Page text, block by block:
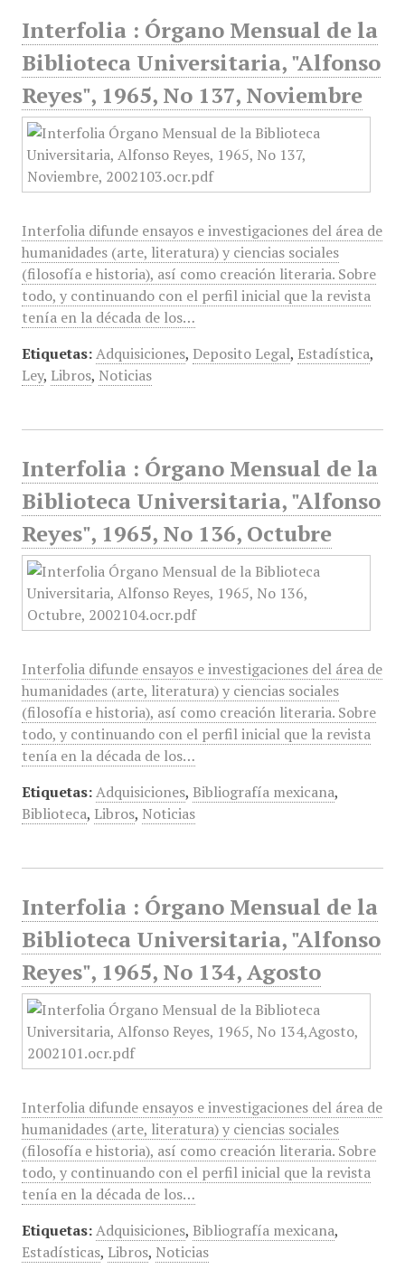
Interfolia : Órgano Mensual de la
Biblioteca Universitaria, "Alfonso
Reyes", 1965, No 137, Noviembre
Interfolia difunde ensayos e investigaciones del área de
humanidades (arte, literatura) y ciencias sociales
(filosofía e historia), así como creación literaria. Sobre
todo, y continuando con el perfil inicial que la revista
tenía en la década de los…
Etiquetas: Adquisiciones, Deposito Legal, Estadística,
Ley, Libros, Noticias
Interfolia : Órgano Mensual de la
Biblioteca Universitaria, "Alfonso
Reyes", 1965, No 136, Octubre
Interfolia difunde ensayos e investigaciones del área de
humanidades (arte, literatura) y ciencias sociales
(filosofía e historia), así como creación literaria. Sobre
todo, y continuando con el perfil inicial que la revista
tenía en la década de los…
Etiquetas: Adquisiciones, Bibliografía mexicana,
Biblioteca, Libros, Noticias
Interfolia : Órgano Mensual de la
Biblioteca Universitaria, "Alfonso
Reyes", 1965, No 134, Agosto
Interfolia difunde ensayos e investigaciones del área de
humanidades (arte, literatura) y ciencias sociales
(filosofía e historia), así como creación literaria. Sobre
todo, y continuando con el perfil inicial que la revista
tenía en la década de los…
Etiquetas: Adquisiciones, Bibliografía mexicana,
Estadísticas, Libros, Noticias